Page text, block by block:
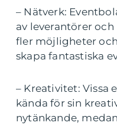
– Nätverk:
av leverantörer
fler möjligheter
skapa fantastiska
– Kreativitet: Vissa
kända för sin
nytänkande,